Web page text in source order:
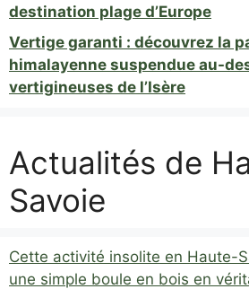
destination plage d’Europe
Vertige garanti : découvrez la
himalayenne suspendue au-
vertigineuses de l’Isère
Actualités de
Savoie
Cette activité insolite en Haute-
une simple boule en bois en